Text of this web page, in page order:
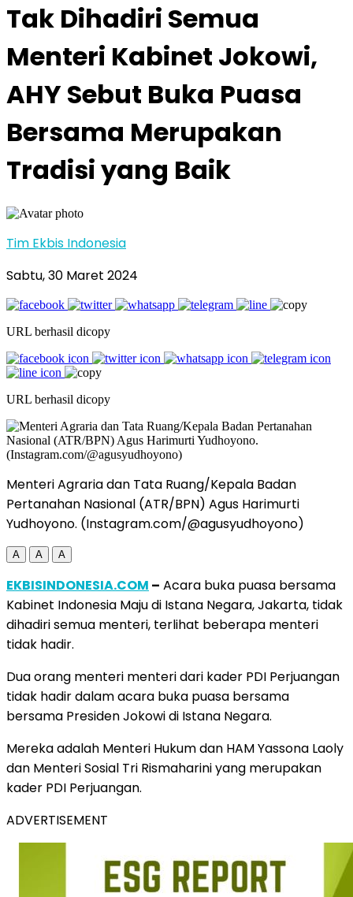
Tak Dihadiri Semua
Menteri Kabinet Jokowi,
AHY Sebut Buka Puasa
Bersama Merupakan
Tradisi yang Baik
Tim Ekbis Indonesia
Sabtu, 30 Maret 2024
URL berhasil dicopy
URL berhasil dicopy
Menteri Agraria dan Tata Ruang/Kepala Badan
Pertanahan Nasional (ATR/BPN) Agus Harimurti
Yudhoyono. (Instagram.com/@agusyudhoyono)
A A A
EKBISINDONESIA.COM – Acara buka puasa bersama
Kabinet Indonesia Maju di Istana Negara, Jakarta, tidak
dihadiri semua menteri, terlihat beberapa menteri
tidak hadir.
Dua orang menteri menteri dari kader PDI Perjuangan
tidak hadir dalam acara buka puasa bersama
bersama Presiden Jokowi di Istana Negara.
Mereka adalah Menteri Hukum dan HAM Yassona Laoly
dan Menteri Sosial Tri Rismaharini yang merupakan
kader PDI Perjuangan.
ADVERTISEMENT